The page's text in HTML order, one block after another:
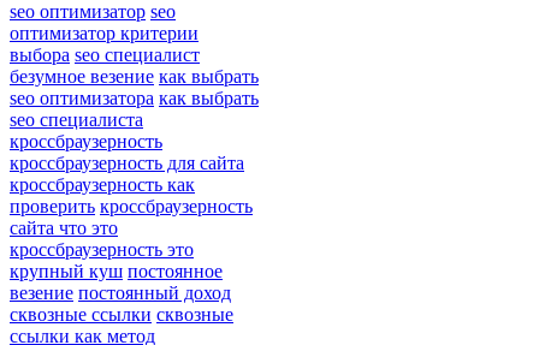
seo оптимизатор seo
оптимизатор критерии
выбора seo специалист
безумное везение как выбрать
seo оптимизатора как выбрать
seo специалиста
кроссбраузерность
кроссбраузерность для сайта
кроссбраузерность как
проверить кроссбраузерность
сайта что это
кроссбраузерность это
крупный куш постоянное
везение постоянный доход
сквозные ссылки сквозные
ссылки как метод